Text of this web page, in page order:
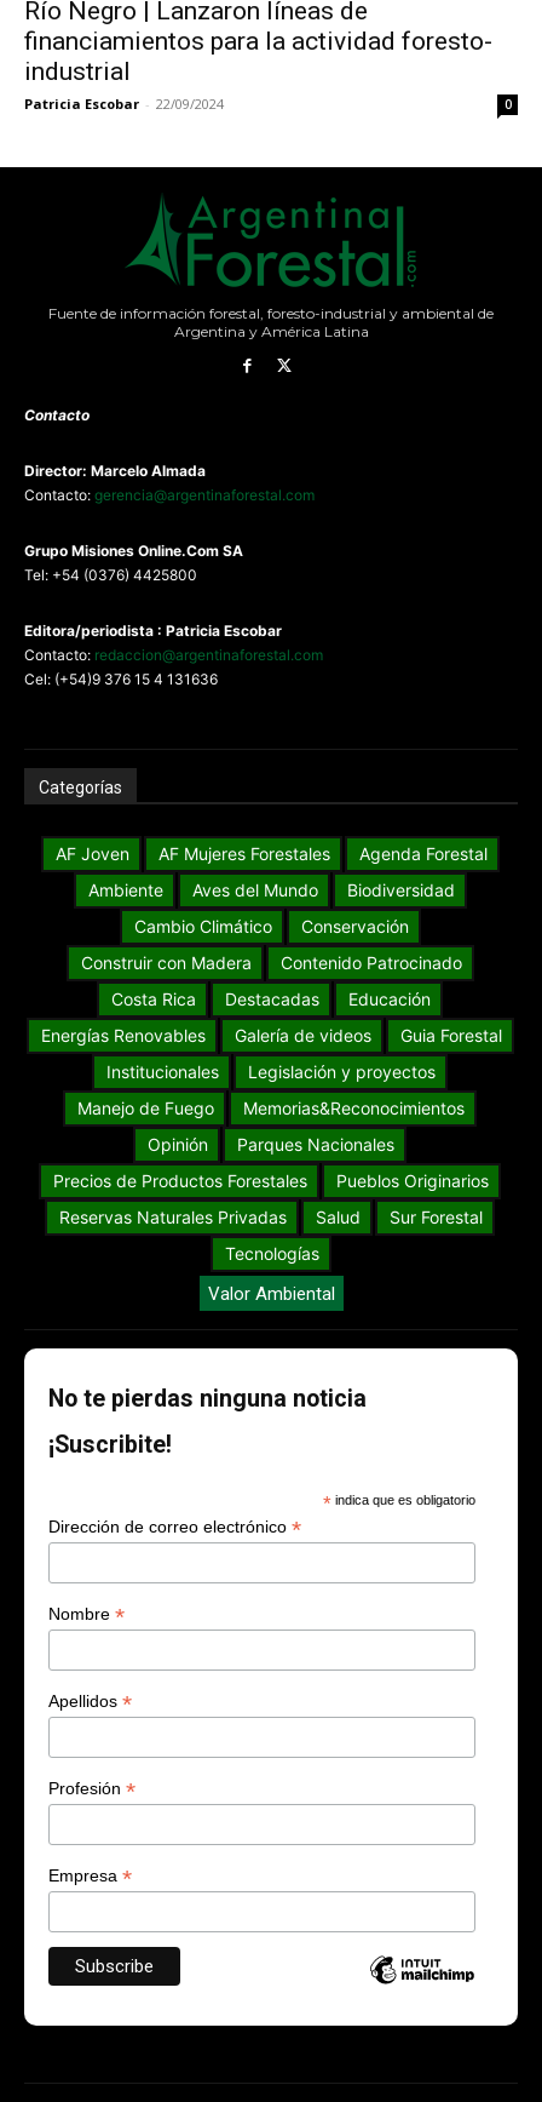
Río Negro | Lanzaron líneas de
financiamientos para la actividad foresto-
industrial
Patricia Escobar - 22/09/2024 0
Fuente de información forestal, foresto-industrial y ambiental de
Argentina y América Latina
Contacto
Director: Marcelo Almada
Contacto: gerencia@argentinaforestal.com
Grupo Misiones Online.Com SA
Tel: +54 (0376) 4425800
Editora/periodista : Patricia Escobar
Contacto: redaccion@argentinaforestal.com
Cel: (+54)9 376 15 4 131636
Categorías
AF Joven AF Mujeres Forestales
Agenda Forestal
Ambiente
Aves del Mundo
Biodiversidad
Cambio Climático
Conservación
Construir con Madera
Contenido Patrocinado
Costa Rica
Destacadas
Educación
Energías Renovables
Galería de videos
Guia Forestal
Institucionales
Legislación y proyectos
Manejo de Fuego
Memorias&Reconocimientos
Opinión
Parques Nacionales
Precios de Productos Forestales
Pueblos Originarios
Reservas Naturales Privadas
Salud
Sur Forestal
Tecnologías
Valor Ambiental
No te pierdas ninguna noticia
¡Suscribite!
* indica que es obligatorio
Dirección de correo electrónico *
Nombre *
Apellidos *
Profesión *
Empresa *